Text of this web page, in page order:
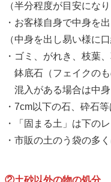
（半分程度が目安にな
・お客様自身で中身を
（中身を出し易い様に
・ゴミ、がれき、枝葉
鉢底石（フェイクのも
混入がある場合は中身
・7cm以下の石、砕石
・「固まる土」は下の
・市販の土のう袋の多